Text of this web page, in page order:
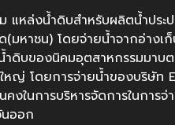
แหล่งน้ำดิบสำหรับผลิตน้ำปร
มหาชน) โดยจ่ายน้ำจากอ่างเ
ดิบของนิคมอุตสาหกรรมมาบ
หญ่ โดยการจ่ายน้ำของบริษัท
คงในการบริหารจัดการในการ
ออก